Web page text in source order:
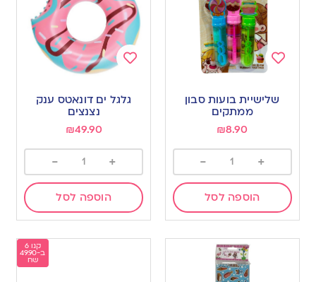
wishlist
שלישיית בועות סבון
ממתקים
₪8.90
+
-
הוספה לסל
גלגל ים דונאטס ענק
נצנצים
₪49.90
+
-
הוספה לסל
קנו 6
ב-49.90
שח